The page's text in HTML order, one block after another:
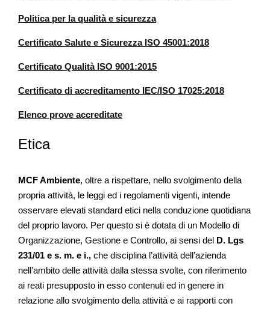
Politica per la qualità e sicurezza
Certificato Salute e Sicurezza ISO 45001:2018
Certificato Qualità ISO 9001:2015
Certificato di accreditamento IEC/ISO 17025:2018
Elenco prove accreditate
Etica
MCF Ambiente, oltre a rispettare, nello svolgimento della
propria attività, le leggi ed i regolamenti vigenti, intende
osservare elevati standard etici nella conduzione quotidiana
del proprio lavoro. Per questo si è dotata di un Modello di
Organizzazione, Gestione e Controllo, ai sensi del D. Lgs
231/01 e s. m. e i., che disciplina l’attività dell’azienda
nell’ambito delle attività dalla stessa svolte, con riferimento
ai reati presupposto in esso contenuti ed in genere in
relazione allo svolgimento della attività e ai rapporti con